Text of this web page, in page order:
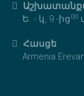
Ե. - կ, 9 -ից 00
Հասցե
Armenia